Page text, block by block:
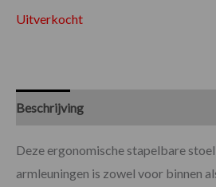
Uitverkocht
Beschrijving
Deze ergonomische stapelbare
armleuningen is zowel voor binnen